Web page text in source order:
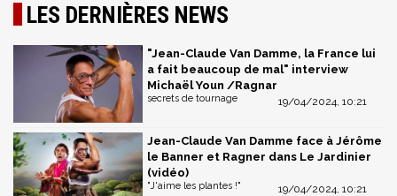
LES DERNIÈRES NEWS
"Jean-Claude Van Damme, la France lui
a fait beaucoup de mal" interview
Michaël Youn /Ragnar
19/04/2024, 10:21
secrets de tournage
Jean-Claude Van Damme face à Jérôme
le Banner et Ragner dans Le Jardinier
(vidéo)
19/04/2024, 10:21
"J'aime les plantes !"